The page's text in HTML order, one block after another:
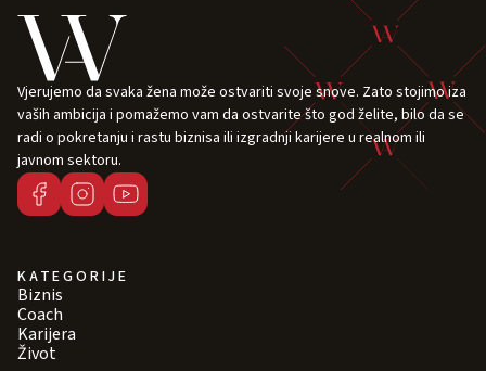
Vjerujemo da svaka žena može ostvariti svoje snove. Zato stojimo iza
vaših ambicija i pomažemo vam da ostvarite što god želite, bilo da se
radi o pokretanju i rastu biznisa ili izgradnji karijere u realnom ili
javnom sektoru.
KATEGORIJE
Biznis
Coach
Karijera
Život